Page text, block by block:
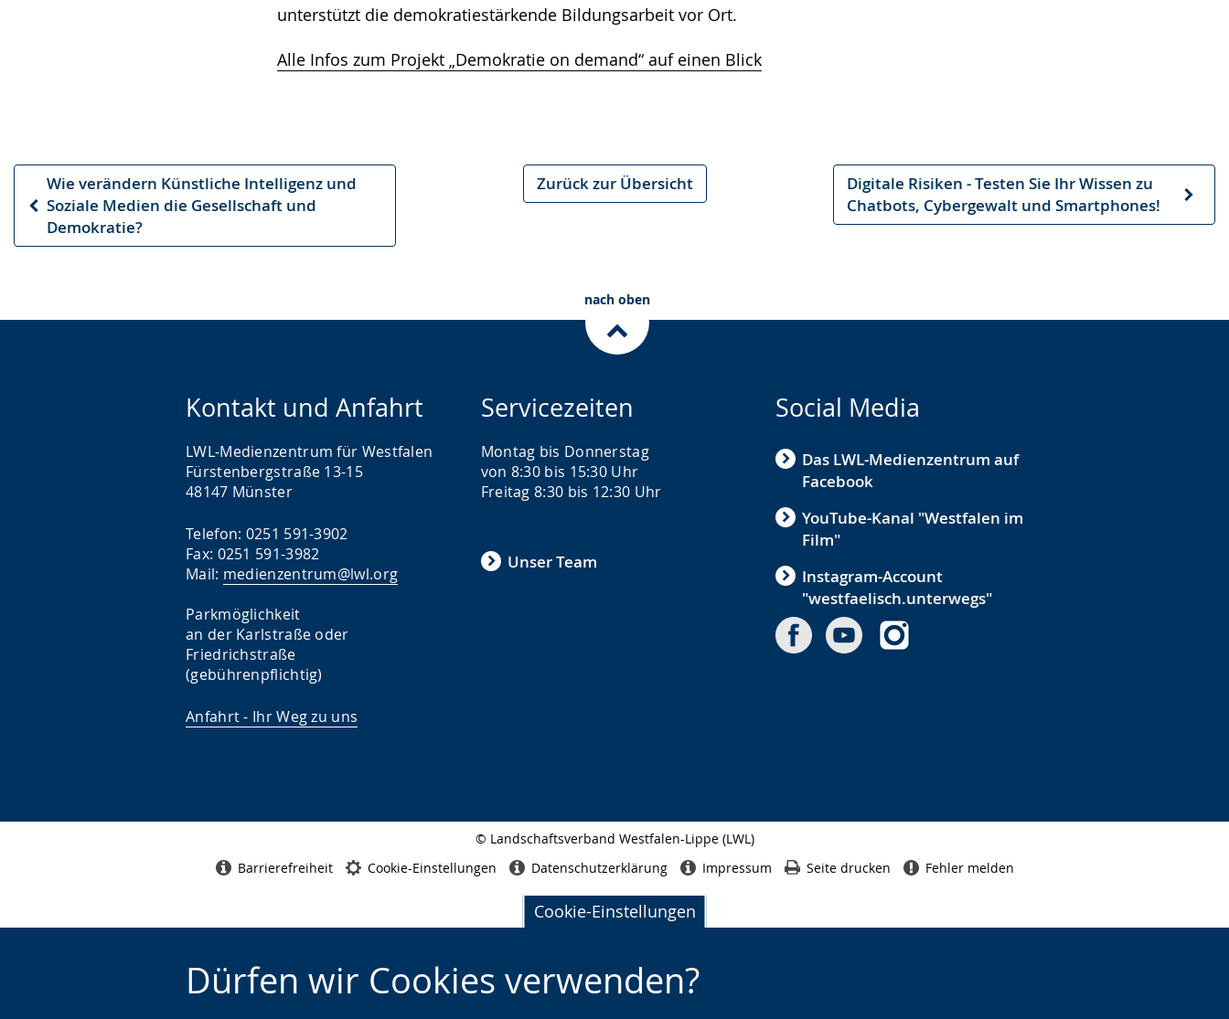
Cookie-Einstellungen
Dürfen wir Cookies verwenden?
unterstützt die demokratiestärkende Bildungsarbeit vor Ort.
Alle Infos zum Projekt „Demokratie on demand“ auf einen Blick
Vorheriger
Artikel
Wie verändern Künstliche Intelligenz und
Soziale Medien die Gesellschaft und
Demokratie?
Zurück zur Übersicht
Digitale Risiken - Testen Sie Ihr Wissen zu
Chatbots, Cybergewalt und Smartphones!
Nächster
Artikel
nach oben
Kontakt und Anfahrt
LWL-Medienzentrum für Westfalen
Fürstenbergstraße 13-15
48147 Münster
Telefon: 0251 591-3902
Fax: 0251 591-3982
Mail: medienzentrum@lwl.org
Parkmöglichkeit
an der Karlstraße oder
Friedrichstraße
(gebührenpflichtig)
Anfahrt - Ihr Weg zu uns
Servicezeiten
Montag bis Donnerstag
von 8:30 bis 15:30 Uhr
Freitag 8:30 bis 12:30 Uhr
Unser Team
Social Media
Das LWL-Medienzentrum auf
Facebook
YouTube-Kanal "Westfalen im
Film"
Instagram-Account
"westfaelisch.unterwegs"
© Landschaftsverband Westfalen-Lippe (LWL)
Barrierefreiheit Cookie-Einstellungen Datenschutzerklärung Impressum Seite drucken Fehler melden